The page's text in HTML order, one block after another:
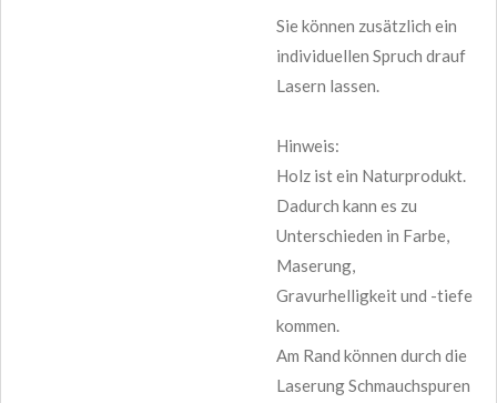
Sie können zusätzlich ein
individuellen Spruch drauf
Lasern lassen.
Hinweis:
Holz ist ein Naturprodukt.
Dadurch kann es zu
Unterschieden in Farbe,
Maserung,
Gravurhelligkeit und -tiefe
kommen.
Am Rand können durch die
Laserung Schmauchspuren